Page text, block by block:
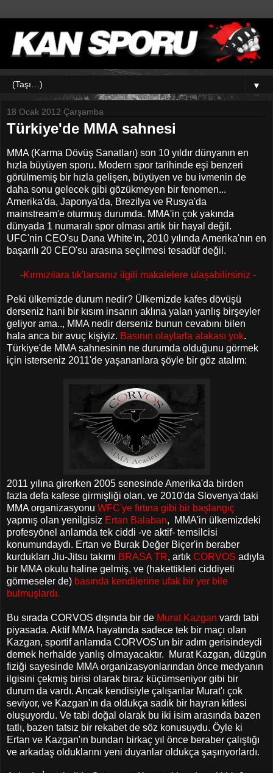
▼
18 Ocak 2012 Çarşamba
Türkiye'de MMA sahnesi
MMA (Karma Dövüş Sanatları) son 10 yıldır dünyanın en
hızla büyüyen sporu. Modern spor tarihinde eşi benzeri
görülmemiş bir hızla gelişen, büyüyen ve bu ivmenin de
daha sonu gelecek gibi gözükmeyen bir fenomen...
Amerika'da, Japonya'da, Brezilya ve Rusya'da
mainstream'e oturmuş durumda. MMA'in çok yakında
dünyada 1 numaralı spor olması artık bir hayal değil.
UFC'nin CEO'su Dana White'ın, 2010 yılında Amerika'nın en
başarılı 20 CEO'su arasına seçilmesi tesadüf değil.
-Kırmızılara tık'larsanız ilgili makalelere ulaşabilirsiniz -
Peki ülkemizde durum nedir? Ülkemizde kafes dövüşü
derseniz hani bir kısım insanın aklına yalan yanlış birşeyler
geliyor ama.., MMA nedir derseniz bunun cevabını bilen
hala anca bir avuç kişiyiz. Basının olaylarla alakası yok.
Türkiye'de MMA sahnesinin ne durumda olduğunu görmek
için isterseniz 2011'de yaşananlara şöyle bir göz atalım:
2011 yılına girerken 2005 senesinde Amerika'da birden
fazla defa kafese girmişliği olan, ve 2010'da Slovenya'daki
MMA organizasyonu WFC'ye fırtına gibi bir başlangıç
yapmış olan yenilgisiz Ertan Balaban, MMA'in ülkemizdeki
profesyönel anlamda tek ciddi -ve aktif- temsilcisi
konumundaydı. Ertan ve Burak Değer Biçer'in beraber
kurdukları Jiu-Jitsu takımı BRASA TR, artık CORVOS adıyla
bir MMA okulu haline gelmiş, ve (hakettikleri ciddiyeti
görmeseler de) basında kendilerine ufak bir yer bile
bulmuşlardı.
Bu sırada CORVOS dışında bir de Murat Kazgan vardı tabi
piyasada. Aktif MMA hayatında sadece tek bir maçı olan
Kazgan, sportif anlamda CORVOS'un bir adım gerisindeydi
demek herhalde yanlış olmayacaktır. Murat Kazgan, düzgün
fiziği sayesinde MMA organizasyonlarından önce medyanın
ilgisini çekmiş birisi olarak biraz küçümseniyor gibi bir
durum da vardı. Ancak kendisiyle çalışanlar Murat'ı çok
seviyor, ve Kazgan'ın da oldukça sadık bir hayran kitlesi
oluşuyordu. Ve tabi doğal olarak bu iki isim arasında bazen
tatlı, bazen tatsız bir rekabet de söz konusuydu. Öyle ki
Ertan ve Kazgan'ın bundan birkaç yıl önce beraber çalıştığı
ve arkadaş olduklarını yeni duyanlar oldukça şaşırıyorlardı.